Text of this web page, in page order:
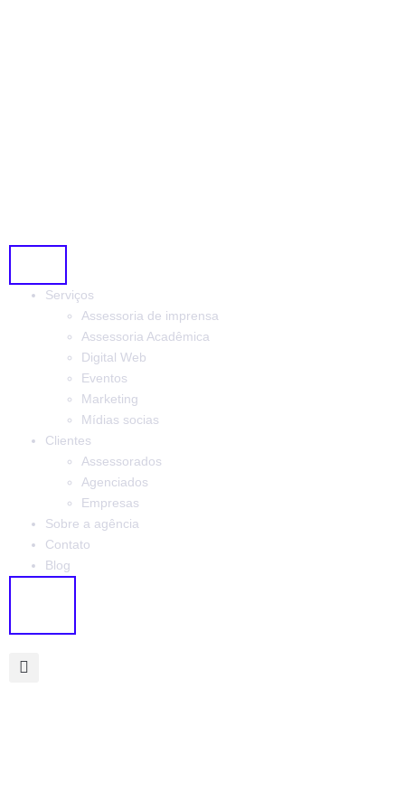
Serviços
Assessoria de imprensa
Assessoria Acadêmica
Digital Web
Eventos
Marketing
Mídias socias
Clientes
Assessorados
Agenciados
Empresas
Sobre a agência
Contato
Blog